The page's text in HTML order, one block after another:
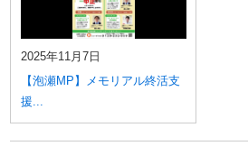
2025年11月7日
【泡瀬MP】メモリアル終活支
援...